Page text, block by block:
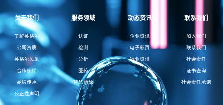
关于我们
了解英格尔
公司资质
英格尔风采
合作伙伴
品牌传承
公正性声明
服务领域
认证
检测
分析
医药
智慧能源
动态资讯
企业资讯
电子彩页
行业资讯
联系我们
加入我们
联系我们
社会责任
证书查询
社会责任承诺